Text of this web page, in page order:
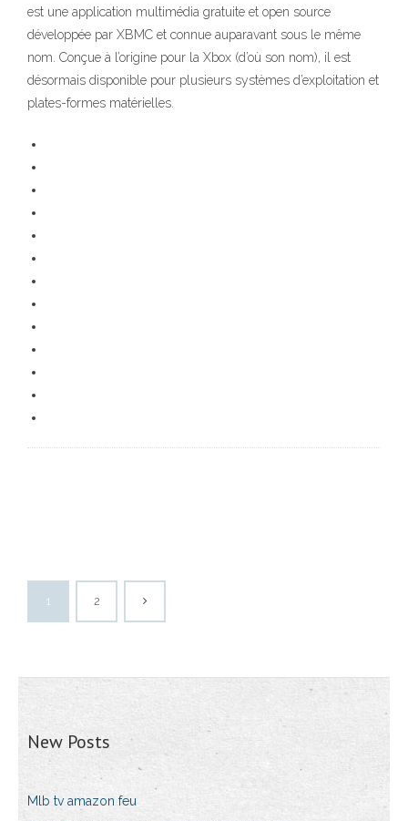
est une application multimédia gratuite et open source
développée par XBMC et connue auparavant sous le même
nom. Conçue à l’origine pour la Xbox (d’où son nom), il est
désormais disponible pour plusieurs systèmes d’exploitation et
plates-formes matérielles.
1 2
New Posts
Mlb tv amazon feu